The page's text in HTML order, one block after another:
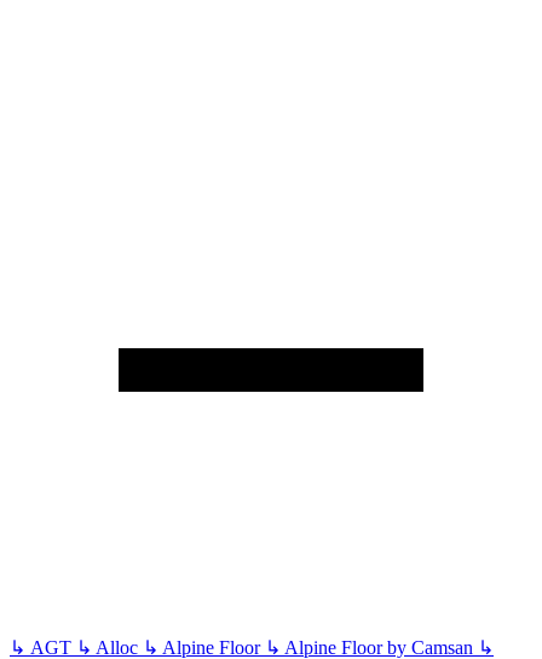
↳ AGT ↳ Alloc ↳ Alpine Floor ↳ Alpine Floor by Camsan ↳